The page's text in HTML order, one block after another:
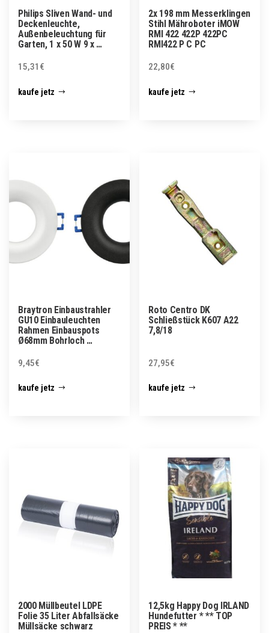
Philips Sliven Wand- und
Deckenleuchte,
Außenbeleuchtung für
Garten, 1 x 50 W 9 x …
15,31 €
kaufe jetz
2x 198 mm Messerklingen
Stihl Mähroboter iMOW
RMI 422 422P 422PC
RMI422 P C PC
22,80€
kaufe jetz
Braytron Einbaustrahler
GU10 Einbauleuchten
Rahmen Einbauspots
Ø68mm Bohrloch …
9,45€
kaufe jetz
Roto Centro DK
Schließstück K607 A22
7,8/18
27,95€
kaufe jetz
2000 Müllbeutel LDPE
Folie 35 Liter Abfallsäcke
Müllsäcke schwarz
12,5kg Happy Dog IRLAND
Hundefutter * ** TOP
PREIS * **